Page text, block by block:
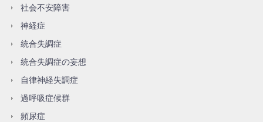
社会不安障害
神経症
統合失調症
統合失調症の妄想
自律神経失調症
過呼吸症候群
頻尿症